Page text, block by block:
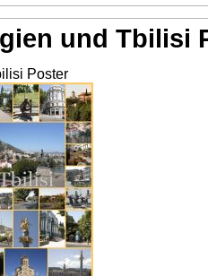
und Tbilisi
Poster